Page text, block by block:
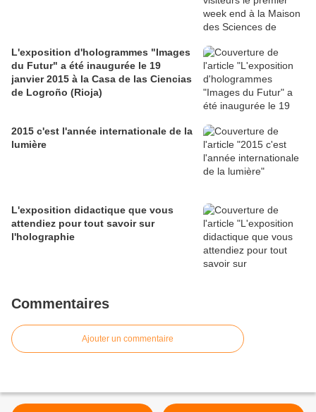
L'exposition d'hologrammes "Images
du Futur" a été inaugurée le 19
janvier 2015 à la Casa de las Ciencias
de Logroño (Rioja)
2015 c'est l'année internationale de la
lumière
L'exposition didactique que vous
attendiez pour tout savoir sur
l'holographie
Commentaires
Ajouter un commentaire